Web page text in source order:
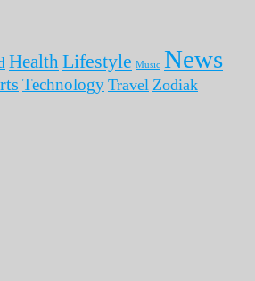
Health Lifestyle Music News
Technology Travel Zodiak